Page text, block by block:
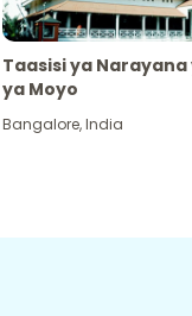
Taasisi ya Narayana
ya Moyo
Bangalore,India